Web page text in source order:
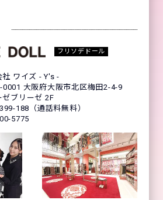
フリソデドール
社 ワイズ - Y's -
0001 大阪府大阪市北区梅田2-4-9
ゼブリーゼ 2F
188（通話料無料）
5775